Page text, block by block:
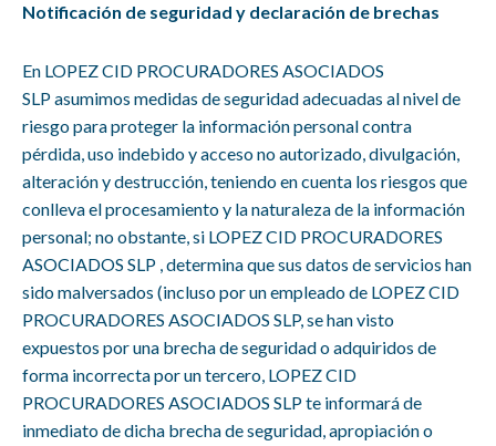
Notificación de seguridad y declaración de brechas
En LOPEZ CID PROCURADORES ASOCIADOS
SLP asumimos medidas de seguridad adecuadas al nivel de
riesgo para proteger la información personal contra
pérdida, uso indebido y acceso no autorizado, divulgación,
alteración y destrucción, teniendo en cuenta los riesgos que
conlleva el procesamiento y la naturaleza de la información
personal; no obstante, si LOPEZ CID PROCURADORES
ASOCIADOS SLP , determina que sus datos de servicios han
sido malversados (incluso por un empleado de LOPEZ CID
PROCURADORES ASOCIADOS SLP, se han visto
expuestos por una brecha de seguridad o adquiridos de
forma incorrecta por un tercero, LOPEZ CID
PROCURADORES ASOCIADOS SLPte informará de
inmediato de dicha brecha de seguridad, apropiación o